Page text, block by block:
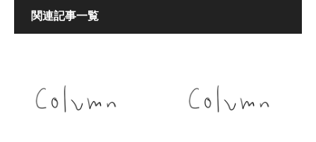
関連記事一覧